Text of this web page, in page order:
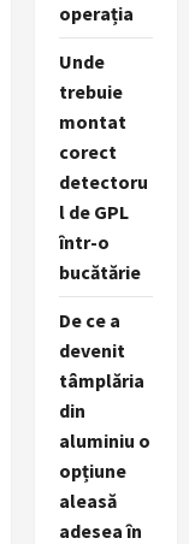
operația
Unde
trebuie
montat
corect
detectoru
l de GPL
într-o
bucătărie
De ce a
devenit
tâmplăria
din
aluminiu o
opțiune
aleasă
adesea în